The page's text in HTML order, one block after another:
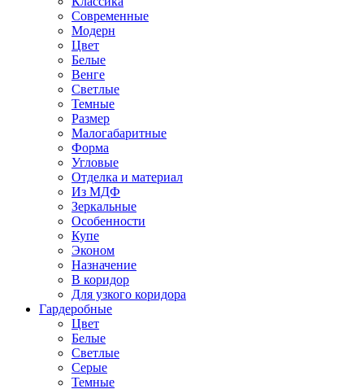
Современные
Модерн
Цвет
Белые
Венге
Светлые
Темные
Размер
Малогабаритные
Форма
Угловые
Отделка и материал
Из МДФ
Зеркальные
Особенности
Купе
Эконом
Назначение
В коридор
Для узкого коридора
Гардеробные
Цвет
Белые
Светлые
Серые
Темные